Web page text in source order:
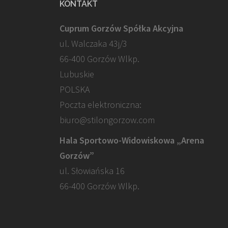
KONTAKT
Cuprum Gorzów Spółka Akcyjna
ul. Walczaka 43j/3
66-400 Gorzów Wlkp.
Lubuskie
POLSKA
Poczta elektroniczna:
biuro@stilongorzow.com
Hala Sportowo-Widowiskowa „Arena
Gorzów”
ul. Słowiańska 16
66-400 Gorzów Wlkp.